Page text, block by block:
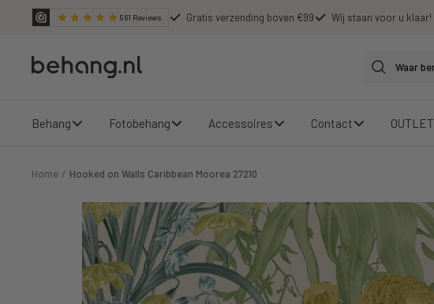
561 Reviews Gratis verzending boven €99 Wij staan voor u klaar!
Behang.nl
Behang Fotobehang Accessoires Contact OUTLET
Home Hooked on Walls Caribbean Moorea 27210